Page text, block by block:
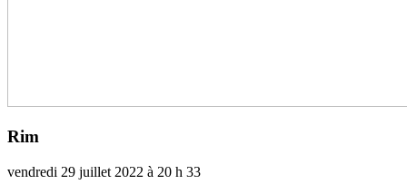
Rim
vendredi 29 juillet 2022 à 20 h 33